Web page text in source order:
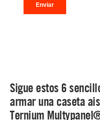
Sigue estos 6
armar una caseta
Ternium